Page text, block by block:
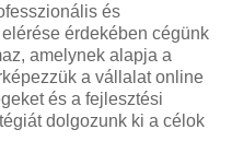
és
érdekében cégünk
amelynek alapja a
a vállalat online
és a fejlesztési
dolgozunk ki a célok